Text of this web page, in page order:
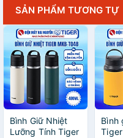
SẢN PHẨM TƯƠNG TỰ
Bình Giữ Nhiệt
Lưỡng Tính Tiger
Bình